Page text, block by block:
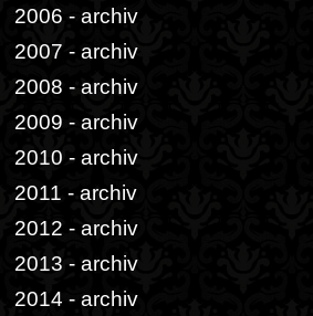
2006 - archiv
2007 - archiv
2008 - archiv
2009 - archiv
2010 - archiv
2011 - archiv
2012 - archiv
2013 - archiv
2014 - archiv